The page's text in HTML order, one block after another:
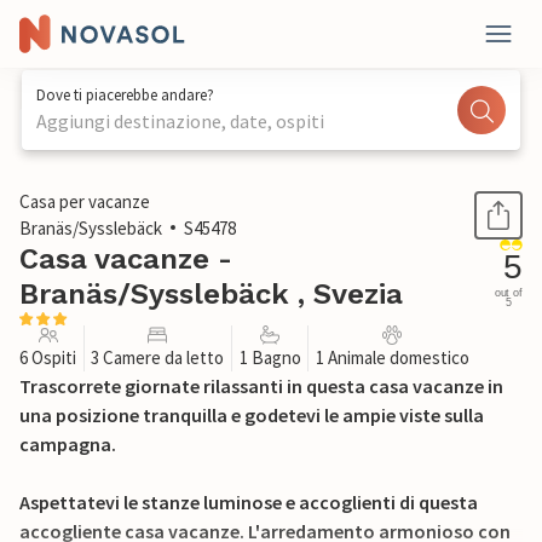
Dove ti piacerebbe andare?
Aggiungi destinazione, date, ospiti
1 / 23
Casa per vacanze
Branäs/Sysslebäck
S45478
Casa vacanze -
Branäs/Sysslebäck , Svezia
5
out of
5
6 Ospiti 3 Camere da letto 1 Bagno 1 Animale domestico
Trascorrete giornate rilassanti in questa casa vacanze in
una posizione tranquilla e godetevi le ampie viste sulla
campagna.
Aspettatevi le stanze luminose e accoglienti di questa
accogliente casa vacanze. L'arredamento armonioso con